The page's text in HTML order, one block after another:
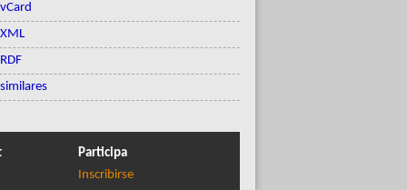
vCard
XML
RDF
similares
Participa
Inscribirse